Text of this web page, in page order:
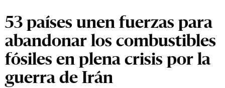
53 países unen fuerzas para
abandonar los combustibles
fósiles en plena crisis por la
guerra de Irán